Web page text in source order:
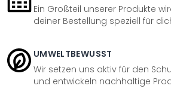
Ein Großteil unserer Produkte
deiner Bestellung speziell für
UMWELTBEWUSST
Wir setzen uns aktiv für den
und entwickeln nachhaltige